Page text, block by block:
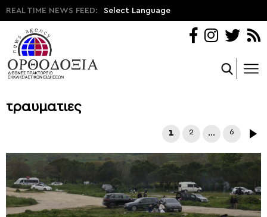
REAL TIME NEWS FEED: Select Language
τραυματιες
1 2 … 6